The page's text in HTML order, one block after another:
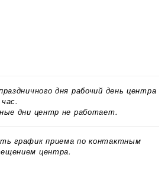
дня рабочий день центра
дни центр не работает.
график приема по контактным
центра.